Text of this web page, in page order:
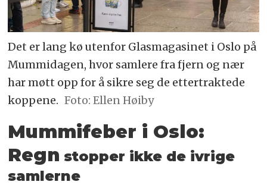
Det er lang kø utenfor Glasmagasinet i Oslo på
Mummidagen, hvor samlere fra fjern og nær
har møtt opp for å sikre seg de ettertraktede
koppene. Foto: Ellen Høiby
Mummifeber i Oslo:
Regn stopper ikke de ivrige
samlerne